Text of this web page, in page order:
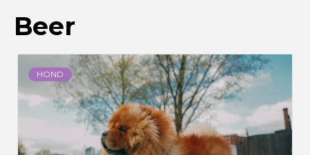
Beer
HOND